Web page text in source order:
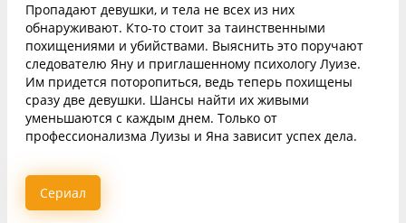
Пропадают девушки, и тела не всех из них
обнаруживают. Кто-то стоит за таинственными
похищениями и убийствами. Выяснить это поручают
следователю Яну и приглашенному психологу Луизе.
Им придется поторопиться, ведь теперь похищены
сразу две девушки. Шансы найти их живыми
уменьшаются с каждым днем. Только от
профессионализма Луизы и Яна зависит успех дела.
Сериал